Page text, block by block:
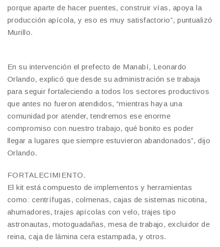
porque aparte de hacer puentes, construir vías, apoya la
producción apícola, y eso es muy satisfactorio”, puntualizó
Murillo.
En su intervención el prefecto de Manabí, Leonardo
Orlando, explicó que desde su administración se trabaja
para seguir fortaleciendo a todos los sectores productivos
que antes no fueron atendidos, “mientras haya una
comunidad por atender, tendremos ese enorme
compromiso con nuestro trabajo, qué bonito es poder
llegar a lugares que siempre estuvieron abandonados”, dijo
Orlando.
FORTALECIMIENTO.
El kit está compuesto de implementos y herramientas
como: centrífugas, colmenas, cajas de sistemas nicotina,
ahumadores, trajes apícolas con velo, trajes tipo
astronautas, motoguadañas, mesa de trabajo, excluidor de
reina, caja de lámina cera estampada, y otros.